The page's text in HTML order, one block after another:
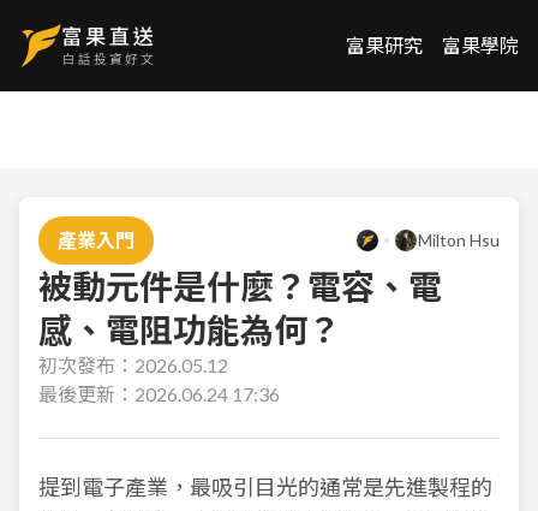
富果研究 富果學院
產業入門 Milton Hsu
被動元件是什麼？電容、電
感、電阻功能為何？
初次發布： 2026.05.12
最後更新： 2026.06.24 17:36
提到電子產業，最吸引目光的通常是先進製程的